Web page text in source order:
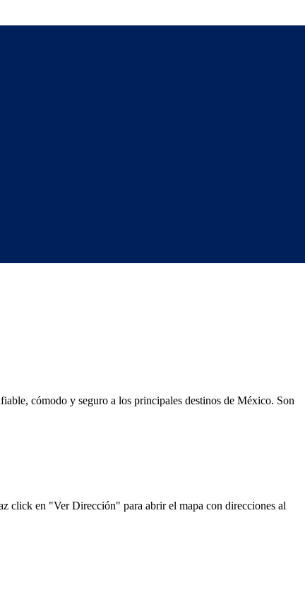
cómodo y seguro a los principales destinos de México. Son
click en "Ver Dirección" para abrir el mapa con direcciones al